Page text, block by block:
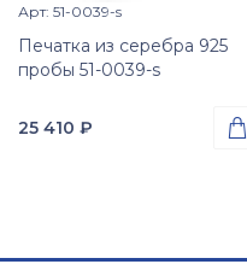
 Просмотр изделия
Арт: 51-0039-s
Печатка из серебра 925
пробы 51-0039-s
25 410 ₽ 